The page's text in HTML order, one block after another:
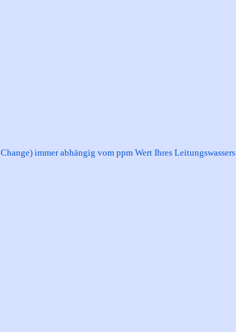
immer abhängig vom ppm Wert Ihres Leitungswassers